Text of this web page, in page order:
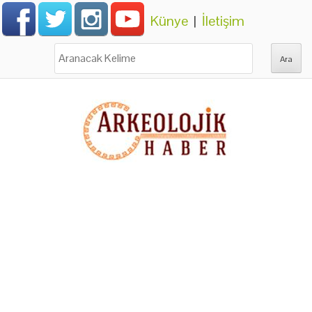
Künye | İletişim